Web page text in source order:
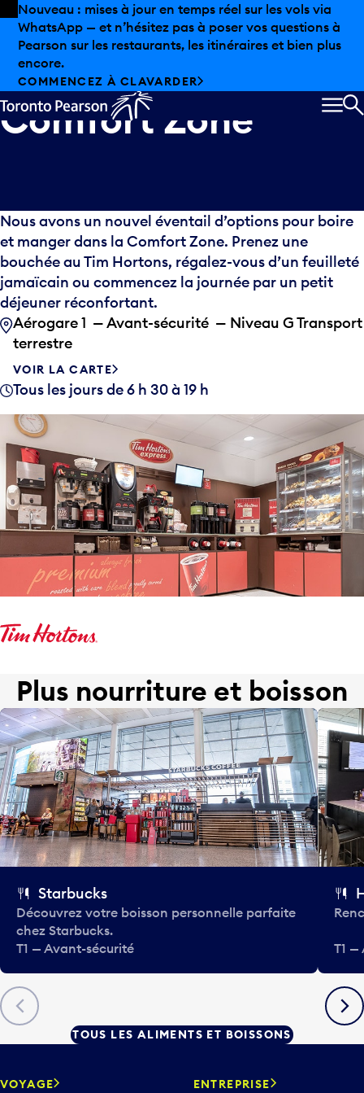
Skip to offers
Passer au contenu principal
Nouveau : mises à jour en temps réel sur les vols via
WhatsApp — et n’hésitez pas à poser vos questions à
Pearson sur les restaurants, les itinéraires et bien plus
encore.
COMMENCEZ À CLAVARDER
Comfort Zone
Nous avons un nouvel éventail d’options pour boire
et manger dans la Comfort Zone. Prenez une
bouchée au Tim Hortons, régalez-vous d’un feuilleté
jamaïcain ou commencez la journée par un petit
déjeuner réconfortant.
Aérogare 1 — Avant-sécurité — Niveau G Transport
terrestre
VOIR LA CARTE
Tous les jours de 6 h 30 à 19 h
Plus nourriture et boisson
Précédent
Starbucks
Découvrez votre boisson personnelle parfaite
chez Starbucks.
T1 — Avant-sécurité
T1
TOUS LES ALIMENTS ET BOISSONS
VOYAGE ENTREPRISE